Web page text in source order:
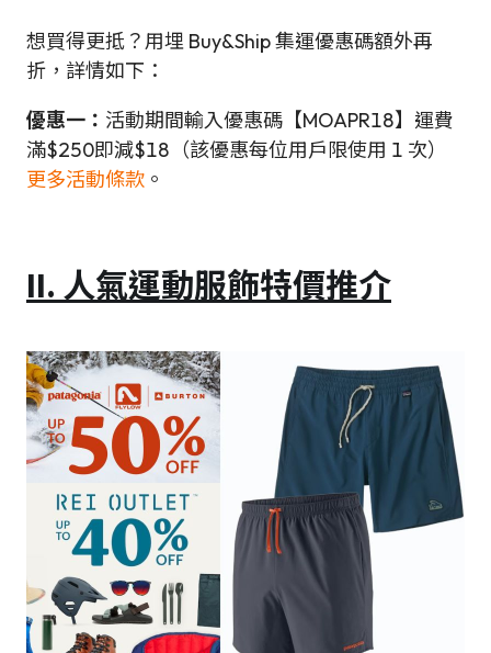
想買得更抵？用埋 Buy&Ship 集運優惠碼額外再
折，詳情如下：
優惠一： 活動期間輸入優惠碼【MOAPR18】運費
滿$250即減$18（該優惠每位用戶限使用 1 次）
更多活動條款 。
II. 人氣運動服飾特價推介